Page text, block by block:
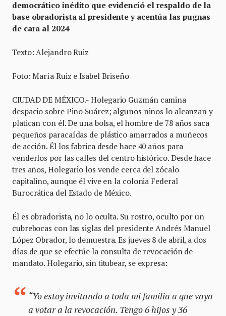
democrático inédito que evidenció el respaldo de la
base obradorista al presidente y acentúa las pugnas
de cara al 2024
Texto: Alejandro Ruiz
Foto: María Ruiz e Isabel Briseño
CIUDAD DE MÉXICO.- Holegario Guzmán camina
despacio sobre Pino Suárez; algunos niños lo alcanzan y
platican con él. De una bolsa, el hombre de 78 años saca
pequeños paracaídas de plástico amarrados a muñecos
de acción. Él los fabrica desde hace 40 años para
venderlos por las calles del centro histórico. Desde hace
tres años, Holegario los vende cerca del zócalo
capitalino, aunque él vive en la colonia Federal
Burocrática del Estado de México.
Él es obradorista, no lo oculta. Su rostro, oculto por un
cubrebocas con las siglas del presidente Andrés Manuel
López Obrador, lo demuestra. Es jueves 8 de abril, a dos
días de que se efectúe la consulta de revocación de
mandato. Holegario, sin titubear, se expresa:
“Yo estoy invitando a toda mi familia a que vaya
a votar a la revocación. Tengo 6 hijos y 36